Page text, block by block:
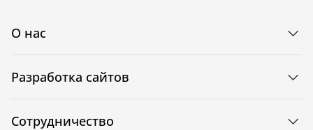
О нас
Разработка сайтов
Сотрудничество